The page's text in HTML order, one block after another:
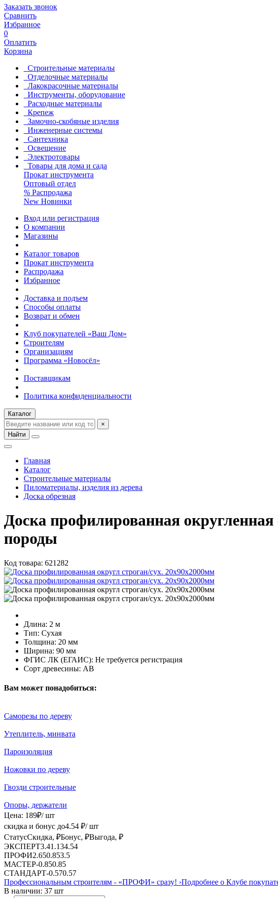
Заказать звонок
Сравнить
Избранное
0
Оплатить
Корзина
Строительные материалы
Отделочные материалы
Лакокрасочные материалы
Инструменты, оборудование
Расходные материалы
Крепеж
Замочно-скобяные изделия
Инженерные системы
Сантехника
Освещение
Электротовары
Товары для дома и сада
Прокат инструмента
Оптовый отдел
% Распродажа
New Новинки
Вход или регистрация
О компании
Магазины
Каталог товаров
Прокат инструмента
Распродажа
Избранное
Доставка и подъем
Способы оплаты
Возврат и обмен
Клуб покупателей «Ваш Дом»
Строителям
Организациям
Программа «Новосёл»
Поставщикам
Политика конфиденциальности
Каталог
×
Найти
Главная
Каталог
Строительные материалы
Пиломатериалы, изделия из дерева
Доска обрезная
Доска профилированная
породы
Код товара: 621282
Длина: 2 м
Тип: Сухая
Толщина: 20 мм
Ширина: 90 мм
ФГИС ЛК (ЕГАИС): Не требуется регистрация
Сорт древесины: АВ
Вам может понадобиться:
Саморезы по дереву
Утеплитель, минвата
Пароизоляция
Ножовки по дереву
Гвозди строительные
Опоры, держатели
Цена: 189₽/ шт
скидка и бонус до4.54 ₽/ шт
СтатусСкидка, ₽Бонус, ₽Выгода, ₽
ЭКСПЕРТ3.41.134.54
ПРОФИ2.650.853.5
МАСТЕР-0.850.85
СТАНДАРТ-0.570.57
Профессиональным строителям - «ПРОФИ» сразу! ›Подробнее о Клубе
В наличии: 37 шт